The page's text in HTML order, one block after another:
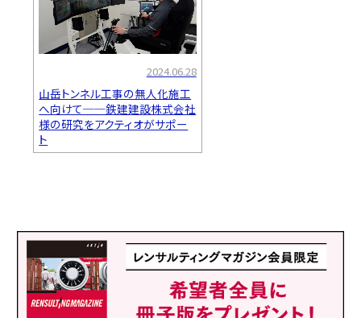
2024.06.28
山岳トンネル工事の無人化施工
へ向けて──鉄建建設株式会社
様の研究をアクティオがサポー
ト